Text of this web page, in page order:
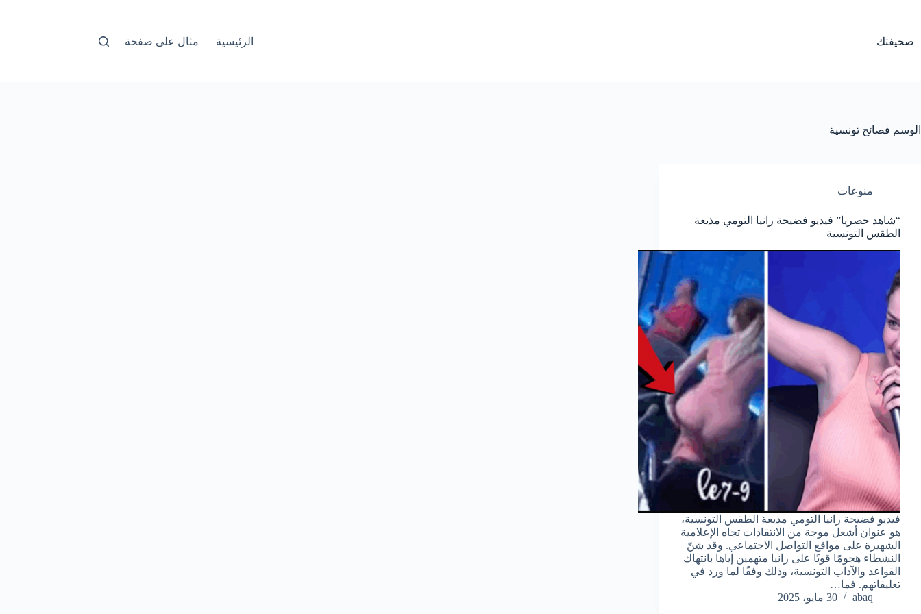
صحيفتك الرئيسية مثال على صفحة
الوسم فصائح تونسية
منوعات
“شاهد حصريا” فيديو فضيحة رانيا التومي مذيعة
الطقس التونسية
فيديو فضيحة رانيا التومي مذيعة الطقس التونسية،
هو عنوان أشعل موجة من الانتقادات تجاه الإعلامية
الشهيرة على مواقع التواصل الاجتماعي. وقد شنّ
النشطاء هجومًا قويًا على رانيا متهمين إياها بانتهاك
القواعد والآداب التونسية، وذلك وفقًا لما ورد في
تعليقاتهم. فما…
abaq
30 مايو، 2025